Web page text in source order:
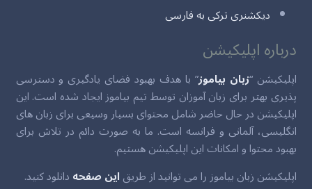
دیکشنری ترکی به فارسی
درباره اپلیکیشن
اپلیکیشن “زبان بیاموز” با هدف بهبود فضای یادگیری و دسترسی
پذیری بهتر برای زبان آموزان توسط تیم بیاموز ایجاد شده است. این
اپلیکیشن در حال حاضر شامل محتوای بسیار وسیعی برای زبان های
انگلیسی، آلمانی و فرانسه است. ما به صورت دائم در تلاش برای
بهبود محتوا و امکانات این اپلیکیشن هستیم.
اپلیکیشن زبان بیاموز را می توانید از طریقاین صفحهدانلود کنید.